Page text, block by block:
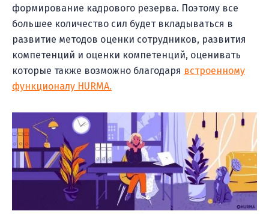
формирование кадрового резерва. Поэтому все
большее количество сил будет вкладываться в
развитие методов оценки сотрудников, развития
компетенций и оценки компетенций, оценивать
которые также возможно благодаря встроенному
функционалу HURMA.